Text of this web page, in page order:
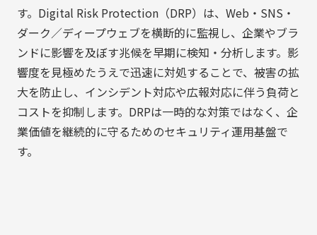
す。Digital Risk Protection（DRP）は、Web・SNS・
ダーク／ディープウェブを横断的に監視し、企業やブラ
ンドに影響を及ぼす兆候を早期に検知・分析します。影
響度を見極めたうえで迅速に対処することで、被害の拡
大を防止し、インシデント対応や広報対応に伴う負荷と
コストを抑制します。DRPは一時的な対策ではなく、企
業価値を継続的に守るためのセキュリティ運用基盤で
す。